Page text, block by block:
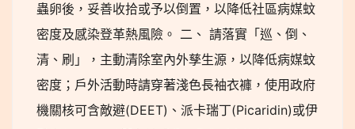
蟲卵後，妥善收拾或予以倒置，以降低社區病媒蚊
密度及感染登革熱風險。 二、 請落實「巡、倒、
清、刷」，主動清除室內外孳生源，以降低病媒蚊
密度；戶外活動時請穿著淺色長袖衣褲，使用政府
機關核可含敵避(DEET)、派卡瑞丁(Picaridin)或伊